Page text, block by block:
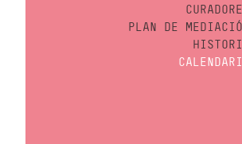
PLAN DE